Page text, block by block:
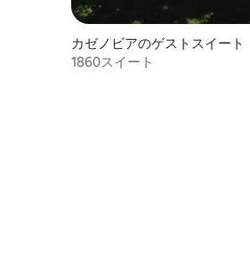
カゼノビアのゲストスイート
1860スイート